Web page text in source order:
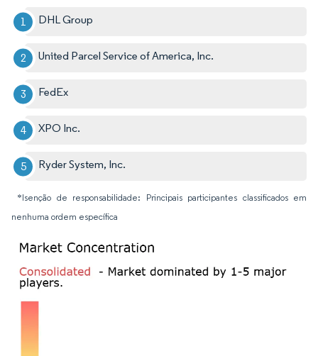
DHL Group
United Parcel Service of America, Inc.
FedEx
XPO Inc.
Ryder System, Inc.
*Isenção de responsabilidade: Principais participantes classificados em
nenhuma ordem específica